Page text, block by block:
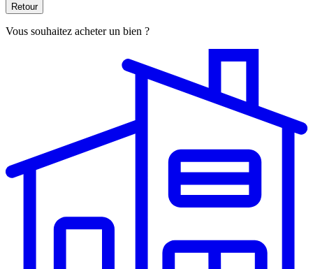
Retour
Vous souhaitez acheter un bien ?